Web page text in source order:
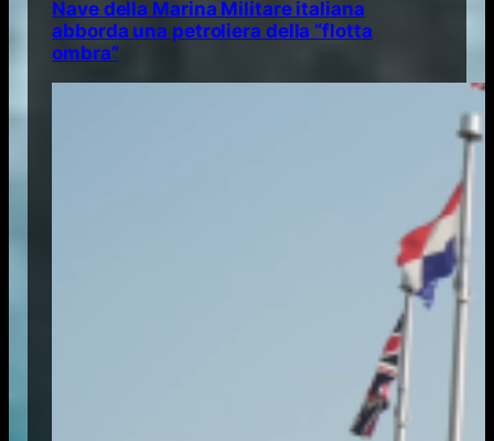
Nave della Marina Militare italiana
abborda una petroliera della “flotta
ombra”